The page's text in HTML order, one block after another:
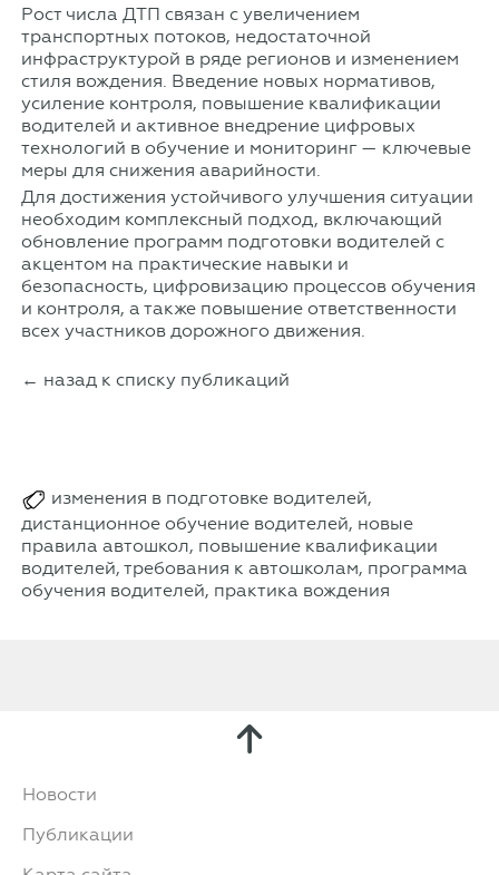
Рост числа ДТП связан с увеличением
транспортных потоков, недостаточной
инфраструктурой в ряде регионов и изменением
стиля вождения. Введение новых нормативов,
усиление контроля, повышение квалификации
водителей и активное внедрение цифровых
технологий в обучение и мониторинг — ключевые
меры для снижения аварийности.
Для достижения устойчивого улучшения ситуации
необходим комплексный подход, включающий
обновление программ подготовки водителей с
акцентом на практические навыки и
безопасность, цифровизацию процессов обучения
и контроля, а также повышение ответственности
всех участников дорожного движения.
← назад к списку публикаций
изменения в подготовке водителей,
дистанционное обучение водителей, новые
правила автошкол, повышение квалификации
водителей, требования к автошколам, программа
обучения водителей, практика вождения
Новости
Публикации